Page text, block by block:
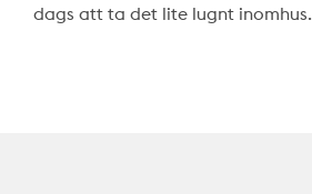
dags att ta det lite lugnt inomhus.